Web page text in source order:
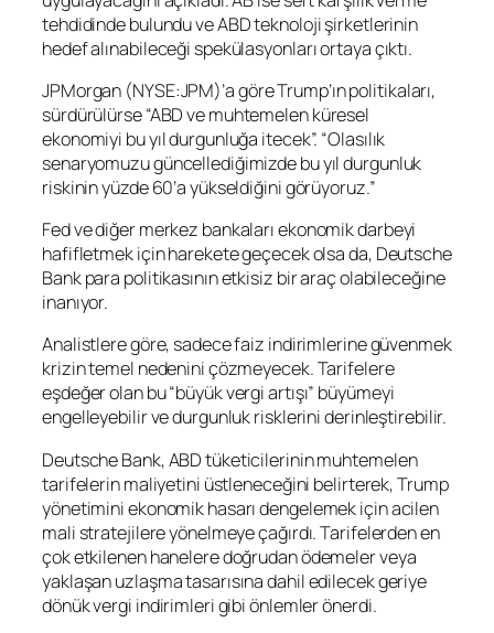
tehdidinde bulundu ve ABD teknoloji şirketlerinin
hedef alınabileceği spekülasyonları ortaya çıktı.
JPMorgan (NYSE:JPM)’a göre Trump’ın politikaları,
sürdürülürse “ABD ve muhtemelen küresel
ekonomiyi bu yıl durgunluğa itecek”. “Olasılık
senaryomuzu güncellediğimizde bu yıl durgunluk
riskinin yüzde 60’a yükseldiğini görüyoruz.”
Fed ve diğer merkez bankaları ekonomik darbeyi
hafifletmek için harekete geçecek olsa da, Deutsche
Bank para politikasının etkisiz bir araç olabileceğine
inanıyor.
Analistlere göre, sadece faiz indirimlerine güvenmek
krizin temel nedenini çözmeyecek. Tarifelere
eşdeğer olan bu “büyük vergi artışı” büyümeyi
engelleyebilir ve durgunluk risklerini derinleştirebilir.
Deutsche Bank, ABD tüketicilerinin muhtemelen
tarifelerin maliyetini üstleneceğini belirterek, Trump
yönetimini ekonomik hasarı dengelemek için acilen
mali stratejilere yönelmeye çağırdı. Tarifelerden en
çok etkilenen hanelere doğrudan ödemeler veya
yaklaşan uzlaşma tasarısına dahil edilecek geriye
dönük vergi indirimleri gibi önlemler önerdi.